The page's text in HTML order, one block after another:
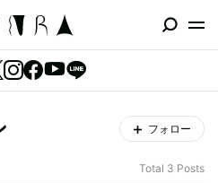
フォロー
Total 3 Posts